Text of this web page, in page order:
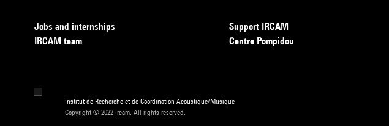
Jobs and internships
IRCAM team
Support IRCAM
Centre Pompidou
Institut de Recherche et de Coordination Acoustique/Musique
Copyright © 2022 Ircam. All rights reserved.